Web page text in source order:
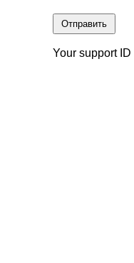
Отправить
Your support